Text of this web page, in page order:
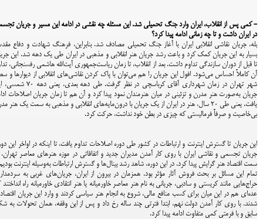
- کمی پس از انقلاب، ایران وارد جنگ تحمیلی شد. این مسئله چه نقشی در ادامه این مسیر و جریان
در ایران داشت و تا چه زمانی ادامه پیدا کرد؟
بله، جریان نقاشی انقلابی ایران با آغاز جنگ تحمیلی مصادف شد. بنابراین، فرهنگ شهادت و دفاع
بسیار به این جریان کمک کرد و باعث رشد جریان هنر انقلابی و مذهبی در ایران طی یک دهه شد. این
تا قبل از دوران سازندگی تداوم داشت. بعد از انقلاب، تا زمان ریاست‌جمهوری آیت‌الله هاشمی رفسنجانی،
آن کاملاً احساس می‌شود. افول این جریان را هم می‌‌توان با پاک کردن نقاشی‌های انقلابی از دیوارها و
شهر تهران در زمان شهرداری آقای کرباسچی در نظر گرفت. طی دهه بعدی،
جریان به‌صورت هنر مدرن و تزئینی در میان هنرمندان نمود پیدا کرد و آن هم تا زمان جریان اصلاحات
یافت. یعنی طی ۲۰ سال، هنر در ایران از یک جریان با درون‌مایه‌های انقلابی و مذهبی به سمت یک هنر
بی‌خاصیت و صرفاً فرمالیستی که چیزی در بطن خود نداشت، حرکت کرد.
این جریان تا گسترش اینترنت و ارتباطات در کشور طی دوره اصلاحات تداوم یافت، تا اینکه در اواخر این
جریان تجسمی و نقاشی ایران با روی کار آمدن مدیران جدید و اتفاقاتی در موزه هنرهای معاصر تهران،
سمت اقتصاد هنر گرایش پیدا کرد. در این دوره، شاهد رشد بینال‌ها و گسترش ارتباطات به‌وسیله اینترنت
تمام این مسائل بر بحث فروش آثار مؤثر بود. همزمان در بیرون از ایران، جریان‌های غربی به
حراج‌هایی مانند کریستی و سادبی، جریانی به نام هنر معاصر خاورمیانه یا هنر انتقادی خاورمیانه راه
عده‌ای هم در این میان برای کسب منافع مالی، شروع به انجام هنر سیاسی کردند و وارد این جریان
شدند. با روی کار آمدن دولت نهم، ابتدا فترتی چند ساله رخ داد و پس از این وقفه، همان تحولات به
سابق و با فرمتی کمی متفاوت ادامه پیدا کرد.